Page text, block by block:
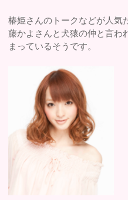
椿姫さんのトークなどが人気
藤かよさんと犬猿の仲と言わ
まっているそうです。